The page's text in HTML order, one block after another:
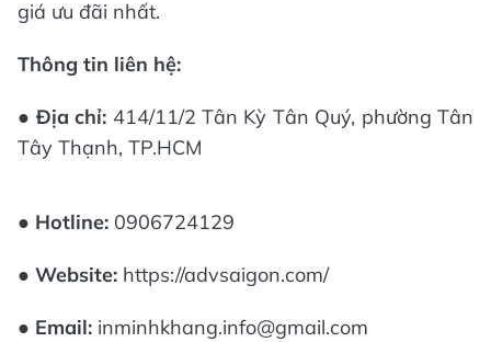
giá ưu đãi nhất.
Thông tin liên hệ:
● Địa chỉ: 414/11/2 Tân Kỳ Tân Quý, phường Tân
Tây Thạnh, TP.HCM
● Hotline: 0906724129
● Website: https://advsaigon.com/
● Email: inminhkhang.info@gmail.com